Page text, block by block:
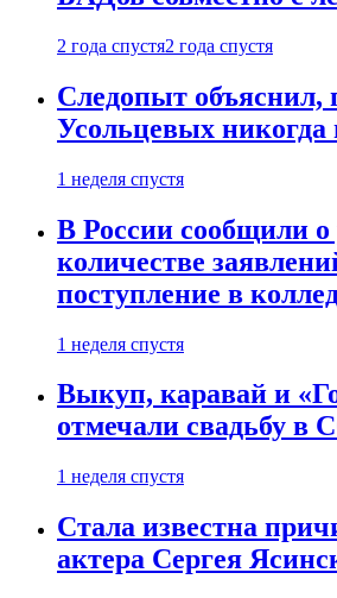
2 года спустя2 года спустя
Следопыт объяснил,
Усольцевых никогда
1 неделя спустя
В России сообщили
количестве
поступление в
1 неделя спустя
Выкуп, каравай и
отмечали свадьбу в
1 неделя спустя
Стала известна
актера Сергея